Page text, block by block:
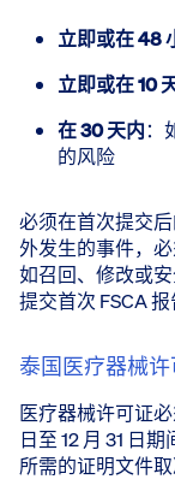
立即或在 48
立即或在 10
在 30 天内：
的风险
必须在首次提交
外发生的事件，
如召回、修改或
提交首次 FSCA
泰国医疗器械
医疗器械许可证
日至 12 月 31 日
所需的证明文件